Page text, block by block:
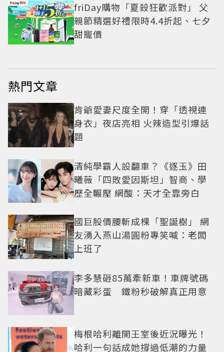
friDay購物「夏殺狂歡派對」 父
親節精選好禮限時4.4折起、七夕
甜寵價
熱門文章
肯爺愛妻尺度全開！穿「透視連
身衣」夜店亮相 火辣造型引爆話
題
清純學霸人設翻車？《逐玉》田
曦薇「四敗愛因斯坦」智商、學
歷全輾壓 網酸：天才全靠旁白
國巨股價腰斬成棵「聖誕樹」 網
友湧入燕山湯圓粉專笑喊：老闆
上班了
李多慧砸85萬牽新車！車牌號碼
暗藏彩蛋 鐵粉秒破解真正用意
梅根哈利離開王室後近況曝光！
哈利一句話成她撐過低潮的力量